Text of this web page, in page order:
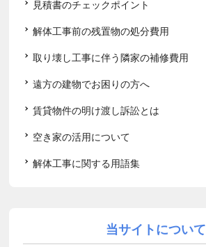
見積書のチェックポイント
解体工事前の残置物の処分費用
取り壊し工事に伴う隣家の補修費用
遠方の建物でお困りの方へ
賃貸物件の明け渡し訴訟とは
空き家の活用について
解体工事に関する用語集
当サイトについて